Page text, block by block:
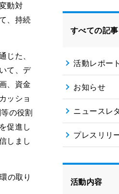
動対
、持続
じた、
て、デ
、資金
ッショ
の役割
促進し
しまし
の取り
すべての記事
活動レポート
お知らせ
ニュースレ
プレスリリ
活動内容